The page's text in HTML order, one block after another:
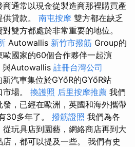
通常以現金從製造商那裡購買產
貸款。 南屯按摩 雙方都在缺乏
雙方都處於非常重要的地位。
Autowallis 新竹市撥筋 Group的
國家的60個合作夥伴一起演
與Autowallis 註冊台灣公司
汽車集位於GYőR的GYőR站
場。 換護照 后里按摩推薦 我們
，已經在歐洲，英國和海外攜帶
30多年了。 撥筋證照 我們為各
玩具店到園藝，網絡商店再到大
，都可以提及一些。 我們有史